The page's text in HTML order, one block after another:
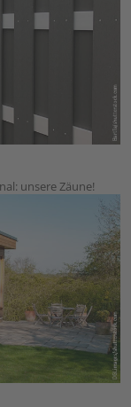
unsere Zäune!